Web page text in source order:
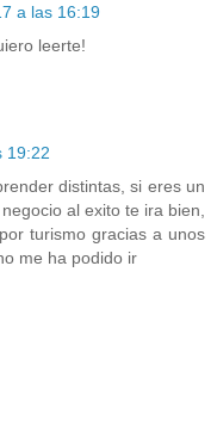
a las 16:19
leerte!
19:22
distintas, si eres un
al exito te ira bien,
turismo gracias a unos
me ha podido ir